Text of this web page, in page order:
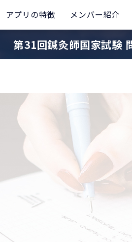
アプリの特徴 メンバー紹介
第31回鍼灸師国家試験